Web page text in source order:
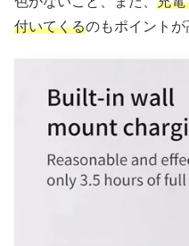
付いてくるのもポイントが